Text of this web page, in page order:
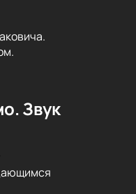
Звук